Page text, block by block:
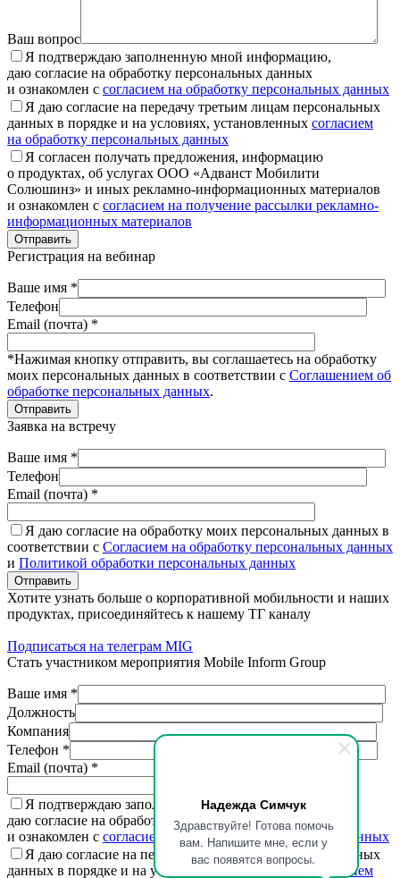
Надежда Симчук
Здравствуйте! Готова помочь
вам. Напишите мне, если у
вас появятся вопросы.
Ваш вопрос
Я подтверждаю заполненную мной информацию,
даю согласие на обработку персональных данных
и ознакомлен с согласием на обработку персональных данных
Я даю согласие на передачу третьим лицам персональных
данных в порядке и на условиях, установленных согласием
на обработку персональных данных
Я согласен получать предложения, информацию
о продуктах, об услугах ООО «Адванст Мобилити
Солюшинз» и иных рекламно-информационных материалов
и ознакомлен с согласием на получение рассылки рекламно-
информационных материалов
Отправить
Регистрация на вебинар
Ваше имя *
Телефон
Email (почта) *
*Нажимая кнопку отправить, вы соглашаетесь на обработку
моих персональных данных в соответствии с Соглашением об
обработке персональных данных.
Отправить
Заявка на встречу
Ваше имя *
Телефон
Email (почта) *
Я даю согласие на обработку моих персональных данных в
соответствии с Согласием на обработку персональных данных
и Политикой обработки персональных данных
Отправить
Хотите узнать больше о корпоративной мобильности и наших
продуктах, присоединяйтесь к нашему ТГ каналу
Подписаться на телеграм MIG
Стать участником мероприятия Mobile Inform Group
Ваше имя *
Должность
Компания
Телефон *
Email (почта) *
Я подтверждаю заполненную мной информацию,
даю согласие на обработку персональных данных
и ознакомлен с согласием на обработку персональных данных
Я даю согласие на передачу третьим лицам персональных
данных в порядке и на условиях, установленных
согласием